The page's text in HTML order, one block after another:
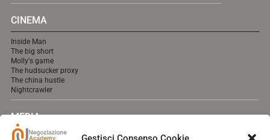
CINEMA
Inside Man
The big short
Molly's game
The hudsucker proxy
The china hustle
Nightcrawler
MEDIA
A breve online.